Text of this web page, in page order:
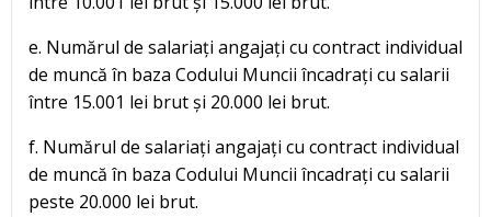
e. Numărul de salariați angajați cu contract individual
de muncă în baza Codului Muncii încadrați cu salarii
între 15.001 lei brut și 20.000 lei brut.
f. Numărul de salariați angajați cu contract individual
de muncă în baza Codului Muncii încadrați cu salarii
peste 20.000 lei brut.